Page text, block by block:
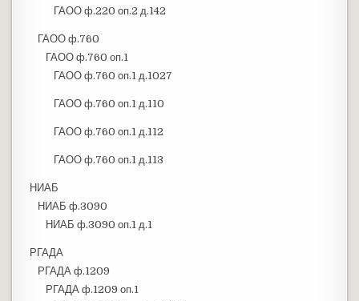
ГАОО ф.220 оп.2 д.142
ГАОО ф.760
ГАОО ф.760 оп.1
ГАОО ф.760 оп.1 д.1027
ГАОО ф.760 оп.1 д.110
ГАОО ф.760 оп.1 д.112
ГАОО ф.760 оп.1 д.113
НИАБ
НИАБ ф.3090
НИАБ ф.3090 оп.1 д.1
РГАДА
РГАДА ф.1209
РГАДА ф.1209 оп.1